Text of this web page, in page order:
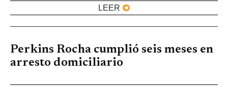
LEER
Perkins Rocha cumplió seis meses en
arresto domiciliario